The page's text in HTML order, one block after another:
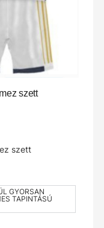
szett
szett
GYORSAN
TAPINTÁSÚ